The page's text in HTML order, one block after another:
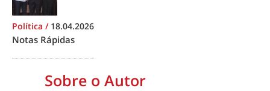
Política / 18.04.2026
Notas Rápidas
Sobre o Autor